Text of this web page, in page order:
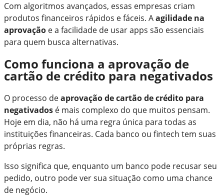
Com algoritmos avançados, essas empresas criam
produtos financeiros rápidos e fáceis. Aagilidade na
aprovação e a facilidade de usar apps são essenciais
para quem busca alternativas.
Como funciona a aprovação de
cartão de crédito para negativados
O processo deaprovação de cartão de crédito para
negativados é mais complexo do que muitos pensam.
Hoje em dia, não há uma regra única para todas as
instituições financeiras. Cada banco ou fintech tem suas
próprias regras.
Isso significa que, enquanto um banco pode recusar seu
pedido, outro pode ver sua situação como uma chance
de negócio.